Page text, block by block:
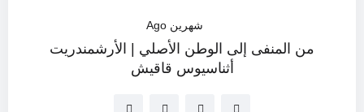
شهرين Ago
من المنفى إلى الوطن الأصلي | الأرشمندريت
أثناسيوس قاقيش